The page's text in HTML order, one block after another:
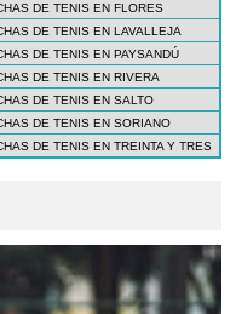
DE TENIS EN FLORES
DE TENIS EN LAVALLEJA
DE TENIS EN PAYSANDÚ
DE TENIS EN RIVERA
DE TENIS EN SALTO
DE TENIS EN SORIANO
DE TENIS EN TREINTA Y TRES